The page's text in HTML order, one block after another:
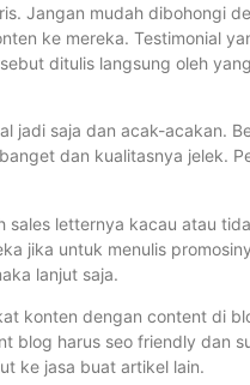
Jangan mudah dibohongi
ke mereka. Testimonial
ditulis langsung oleh
jadi saja dan acak-acakan.
dan kualitasnya jelek.
sales letternya kacau atau
jika untuk menulis
lanjut saja.
konten dengan content di
blog harus seo friendly dan
ke jasa buat artikel lain.